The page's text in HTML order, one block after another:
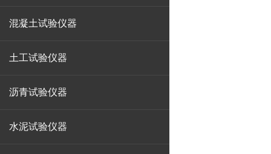
混凝土试验仪器
土工试验仪器
沥青试验仪器
水泥试验仪器